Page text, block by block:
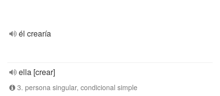
él crearía
ella [crear]
3. persona singular, condicional simple